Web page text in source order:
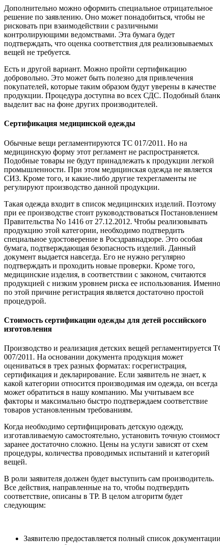
Дополнительно можно оформить специальное отрицательное
решение по заявлению. Оно может понадобиться, чтобы не
рисковать при взаимодействии с различными
контролирующими ведомствами. Эта бумага будет
подтверждать, что оценка соответствия для реализовываемых
вещей не требуется.
Есть и другой вариант. Можно пройти сертификацию
добровольно. Это может быть полезно для привлечения
покупателей, которые таким образом будут уверены в качестве
продукции. Процедура доступна во всех СДС. Подобный бланк
выделит вас на фоне других производителей.
Сертификация медицинской одежды
Обычные вещи регламентируются ТС 017/2011. Но на
медицинскую форму этот регламент не распространяется.
Подобные товары не будут принадлежать к продукции легкой
промышленности. При этом медицинская одежда не является
СИЗ. Кроме того, и какие-либо другие техрегламенты не
регулируют производство данной продукции.
Такая одежда входит в список медицинских изделий. Поэтому
при ее производстве стоит руководствоваться Постановлением
Правительства No 1416 от 27.12.2012. Чтобы реализовывать
продукцию этой категории, необходимо подтвердить
специальное удостоверение в Росздравнадзоре. Это особая
бумага, подтверждающая безопасность изделий. Данный
документ выдается навсегда. Его не нужно регулярно
подтверждать и проходить новые проверки. Кроме того,
медицинские изделия, в соответствии с законом, считаются
продукцией с низким уровнем риска ее использования. Именно
по этой причине регистрация является достаточно простой
процедурой.
Стоимость сертификации одежды для детей российского
изготовления
Производство и реализация детских вещей регламентируется
007/2011. На основании документа продукция может
оцениваться в трех разных форматах: госрегистрация,
сертификация и декларирование. Если заявитель не знает, к
какой категории относится производимая им одежда, он всегда
может обратиться в нашу компанию. Мы учитываем все
факторы и максимально быстро подтверждаем соответствие
товаров установленным требованиям.
Когда необходимо сертифицировать детскую одежду,
изготавливаемую самостоятельно, установить точную
заранее достаточно сложно. Цены на услуги зависят от схем
процедуры, количества проводимых испытаний и категорий
вещей.
В роли заявителя должен будет выступить сам производитель.
Все действия, направленные на то, чтобы подтвердить
соответствие, описаны в ТР. В целом алгоритм будет
следующим:
Заявителю предоставляется полный список